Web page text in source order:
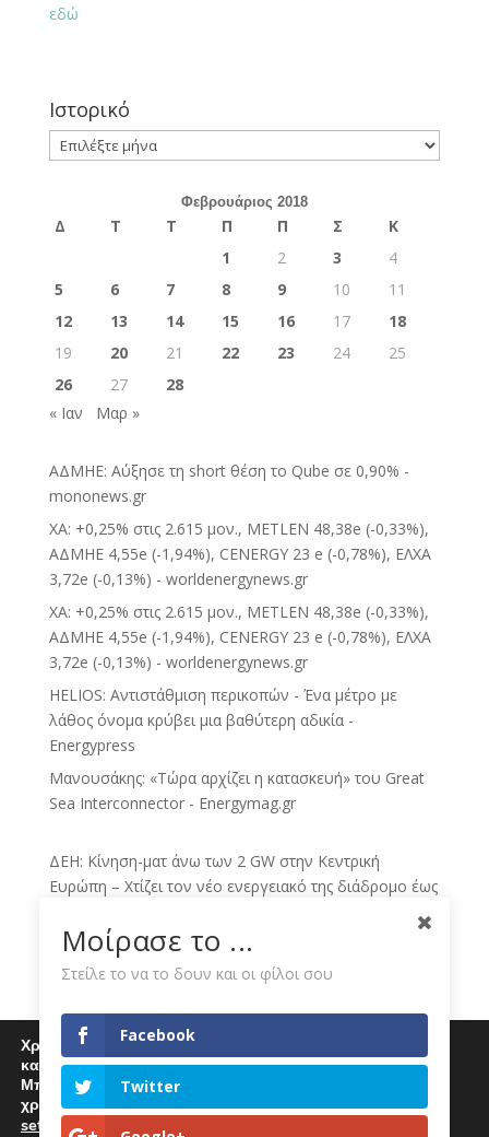
εδώ
Ιστορικό
Ιστορικό
Φεβρουάριος 2018
Δ Τ Τ Π Π Σ
Κ
1
2 3
4
5
6 7 8 9 10
11
12
13 14 15 16 17
18
19
20 21 22 23 24
25
26
27
28
« Ιαν
Μαρ »
ΑΔΜΗΕ: Αύξησε τη short θέση το Qube σε 0,90% -
mononews.gr
ΧΑ: +0,25% στις 2.615 μον., METLEN 48,38e (-0,33%),
ΑΔΜΗΕ 4,55e (-1,94%), CENERGY 23 e (-0,78%), ΕΛΧΑ
3,72e (-0,13%) - worldenergynews.gr
ΧΑ: +0,25% στις 2.615 μον., METLEN 48,38e (-0,33%),
ΑΔΜΗΕ 4,55e (-1,94%), CENERGY 23 e (-0,78%), ΕΛΧΑ
3,72e (-0,13%) - worldenergynews.gr
HELIOS: Αντιστάθμιση περικοπών - Ένα μέτρο με
λάθος όνομα κρύβει μια βαθύτερη αδικία -
Energypress
Μανουσάκης: «Τώρα αρχίζει η κατασκευή» του Great
Sea Interconnector - Energymag.gr
ΔΕΗ: Κίνηση-ματ άνω των 2 GW στην Κεντρική
Ευρώπη – Χτίζει τον νέο ενεργειακό της διάδρομο έως
ΔΕΗ: Νέα συμφωνία για ΑΠΕ άνω των 2 GW στην
Πολωνία και την Ουγγαρία - sofokleous10.gr
toManifesto.gr
Πολωνία – Ουγγαρία: Η ΔΕΗ χτίζει πράσινο
χαρτοφυλάκιο 2 GW - sbctv.gr
ΔΕΗ: Εξαγοράζει χαρτοφυλάκιο ΑΠΕ άνω των 2 GW σε
Χρησιμοποιούμε cookies για να σας προσφέρουμε μία
καλύτερη εμπειρία περιήγησης στον ιστότοπό μας.
Μπορείτε να μάθετε περισσότερα για τα cookies που
χρησιμοποιούμε
settings.
Επιλέγοντας "Αποδοχή" αποδέχεστε την χρήση
Μοίρασε το ...
Στείλε το να το δουν και οι φίλοι σου
Facebook
Twitter